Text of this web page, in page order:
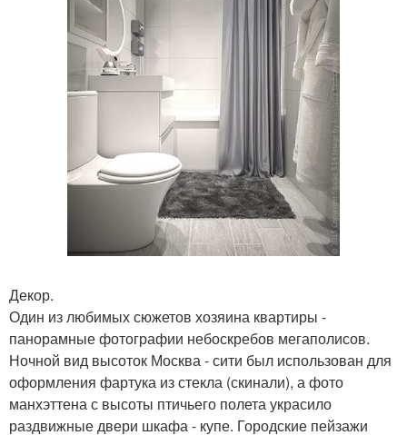
Декор.
Один из любимых сюжетов хозяина квартиры -
панорамные фотографии небоскребов мегаполисов.
Ночной вид высоток Москва - сити был использован для
оформления фартука из стекла (скинали), а фото
манхэттена с высоты птичьего полета украсило
раздвижные двери шкафа - купе. Городские пейзажи